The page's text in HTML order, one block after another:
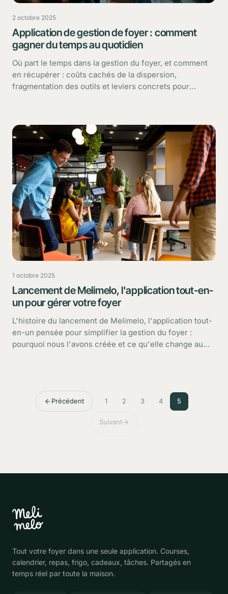
2 octobre 2025
Application de gestion de foyer : comment
gagner du temps au quotidien
Où part le temps dans la gestion du foyer, et comment
en récupérer : coûts cachés de la dispersion,
fragmentation des outils et leviers concrets pour
1 octobre 2025
Lancement de Melimelo, l'application tout-en-
un pour gérer votre foyer
L'histoire du lancement de Melimelo, l'application tout-
en-un pensée pour simplifier la gestion du foyer :
pourquoi nous l'avons créée et ce qu'elle change au
Précédent 1 2 3 4 5
Suivant
Tout votre foyer dans une seule application. Courses,
calendrier, repas, frigo, cadeaux, tâches. Partagés en
temps réel par toute la maison.